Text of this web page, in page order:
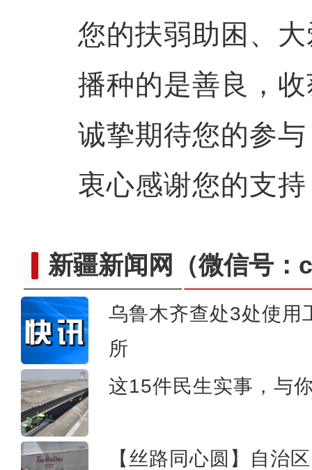
您的扶弱助困、大
播种的是善良，收
诚挚期待您的参与
衷心感谢您的支持
新疆新闻网 （微信号
乌鲁木齐查处3处使用
所
这15件民生实事，与
【丝路同心圆】自治
【新疆故事】兵团“90后”